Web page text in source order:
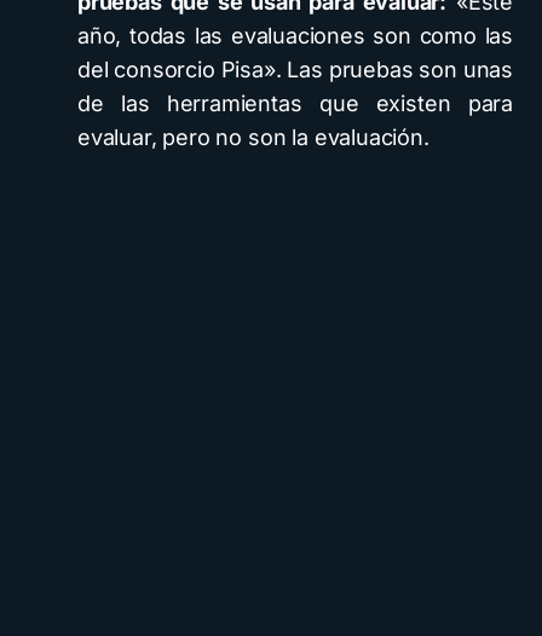
año, todas las evaluaciones son como las
del consorcio Pisa». Las pruebas son unas
de las herramientas que existen para
evaluar, pero no son la evaluación.